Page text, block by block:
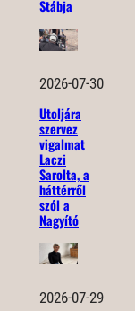
Stábja
2026-07-30
Utoljára
szervez
vigalmat
Laczi
Sarolta, a
háttérről
szól a
Nagyító
2026-07-29